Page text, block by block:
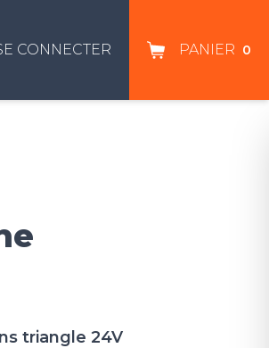
CONNECTER PANIER 0
triangle 24V